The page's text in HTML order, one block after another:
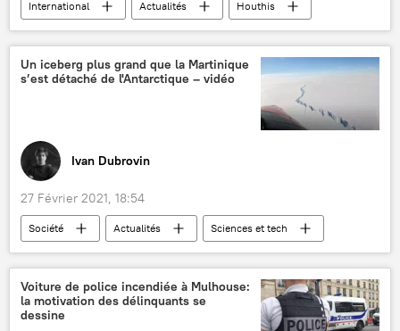
International Actualités
Houthis
Yémen
offensive Moyen-Orient
Un iceberg plus grand que la Martinique
s’est détaché de l'Antarctique – vidéo
Ivan Dubrovin
27 Février 2021, 18:54
Société Actualités Sciences et tech
Voiture de police incendiée à Mulhouse:
la motivation des délinquants se
dessine